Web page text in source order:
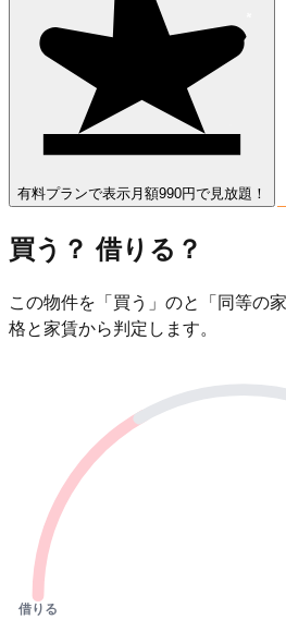
有料プランで表示 月額990円で見放題！
買う？ 借りる？
この物件を「買う」のと「同等の
格と家賃から判定します。
借りる